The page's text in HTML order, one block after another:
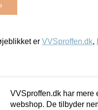
er VVSproffen.dk,
VVSproffen.dk har mere
webshop. De tilbyder